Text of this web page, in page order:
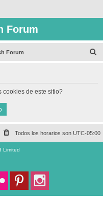
Forum
Forum
cookies de este sitio?
Todos los horarios son UTC-05:00
Limited